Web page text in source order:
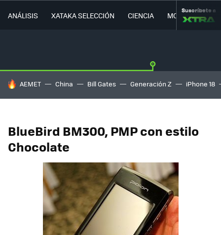
ANÁLISIS XATAKA SELECCIÓN CIENCIA MOVILIDAD
Suscríbete a
HOY SE HABLA DE
AEMET China Bill Gates Generación Z iPhone 18
BlueBird BM300, PMP con estilo
Chocolate